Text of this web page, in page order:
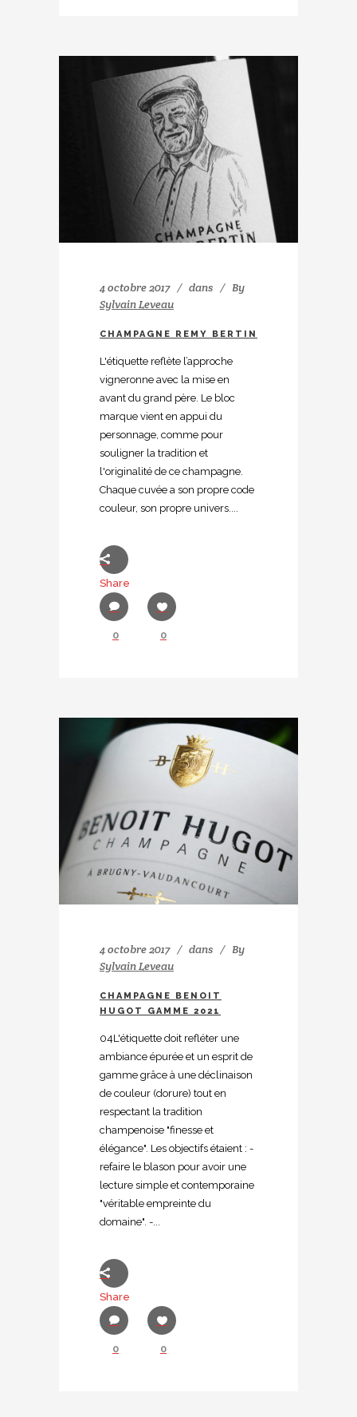
4 octobre 2017 dans
By
Sylvain Leveau
CHAMPAGNE REMY BERTIN
L'étiquette reflète l’approche
vigneronne avec la mise en
avant du grand père. Le bloc
marque vient en appui du
personnage, comme pour
souligner la tradition et
l'originalité de ce champagne.
Chaque cuvée a son propre code
couleur, son propre univers....
Share
0 0
4 octobre 2017 dans
By
Sylvain Leveau
CHAMPAGNE BENOIT
HUGOT GAMME 2021
04L'étiquette doit refléter une
ambiance épurée et un esprit de
gamme grâce à une déclinaison
de couleur (dorure) tout en
respectant la tradition
champenoise "finesse et
élégance". Les objectifs étaient : -
refaire le blason pour avoir une
lecture simple et contemporaine
"véritable empreinte du
domaine". -...
Share
0 0